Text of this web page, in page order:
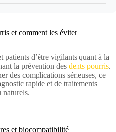
et comment les éviter
patients d’être vigilants quant à la
la prévention des dents pourris.
des complications sérieuses, ce
rapide et de traitements
naturels.
et biocompatibilité